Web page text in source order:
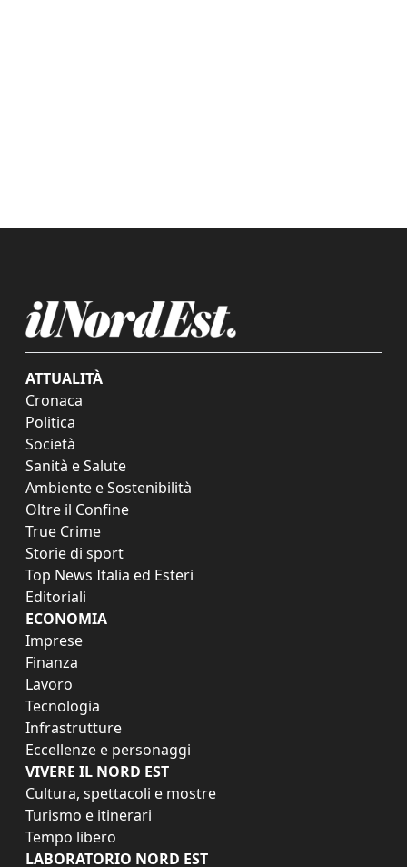
ATTUALITÀ
Cronaca
Politica
Società
Sanità e Salute
Ambiente e Sostenibilità
Oltre il Confine
True Crime
Storie di sport
Top News Italia ed Esteri
Editoriali
ECONOMIA
Imprese
Finanza
Lavoro
Tecnologia
Infrastrutture
Eccellenze e personaggi
VIVERE IL NORD EST
Cultura, spettacoli e mostre
Turismo e itinerari
Tempo libero
LABORATORIO NORD EST